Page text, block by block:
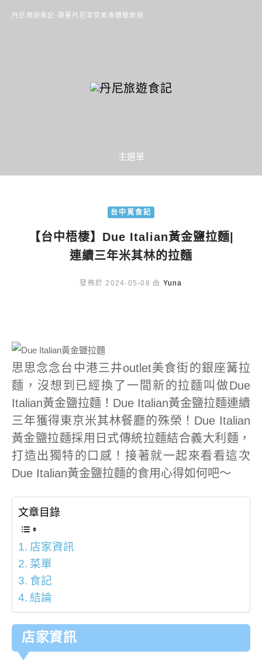
丹尼旅遊食記-跟著丹尼享受美食體驗旅遊
主選單
台中覓食記
【台中梧棲】Due Italian黃金鹽拉麵|
連續三年米其林的拉麵
發佈於 2024-05-08 由 Yuna
思思念念台中港三井outlet美食街的銀座篝拉
麵，沒想到已經換了一間新的拉麵叫做Due
Italian黃金鹽拉麵！Due Italian黃金鹽拉麵連續
三年獲得東京米其林餐廳的殊榮！Due Italian
黃金鹽拉麵採用日式傳統拉麵結合義大利麵，
打造出獨特的口感！接著就一起來看看這次
Due Italian黃金鹽拉麵的食用心得如何吧～
文章目錄
店家資訊
菜單
食記
結論
店家資訊